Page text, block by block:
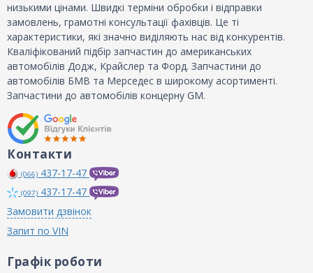
низькими цінами. Швидкі терміни обробки і відправки
замовлень, грамотні консультації фахівців. Це ті
характеристики, які значно виділяють нас від конкурентів.
Кваліфікований підбір запчастин до американських
автомобілів Додж, Крайслер та Форд. Запчастини до
автомобілів БМВ та Мерседес в широкому асортименті.
Запчастини до автомобілів концерну GM.
Контакти
(066) 437-17-47
(097) 437-17-47
Замовити дзвінок
Запит по VIN
Графік роботи